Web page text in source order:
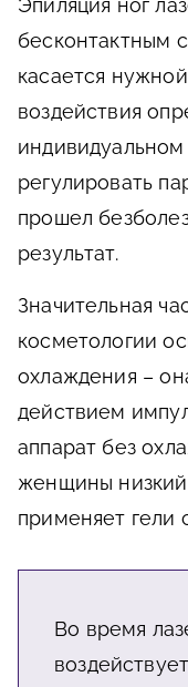
Эпиляция ног
бесконтактным
касается
воздействия
индивидуальном
регулировать
прошел
результат.
Значительная
косметологии
охлаждения –
действием
аппарат без
женщины низкий
применяет гели
Во время